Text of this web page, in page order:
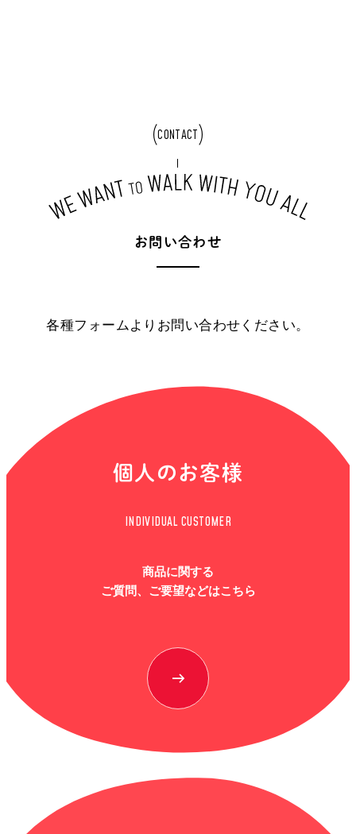
CONTACT
お 問 い合わせ
各種フォームよりお問い合わせください。
個人のお客様
INDIVIDUAL CUSTOMER
商品に関する
ご質問、ご要望などはこちら